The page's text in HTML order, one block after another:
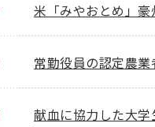
米「みやおとめ」
常勤役員の認定農
献血に協力した大